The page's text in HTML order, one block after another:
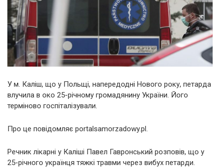
У м. Каліш, що у Польщі, напередодні Нового року, петарда
влучила в око 25-річному громадянину України. Його
терміново госпіталізували.
Про це повідомляє portalsamorzadowy.pl.
Речник лікарні у Каліші Павел Гавронський розповів, що у
25-річного українця тяжкі травми через вибух петарди.